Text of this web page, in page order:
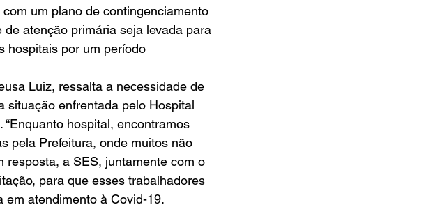
um plano de contingenciamento
atenção primária seja levada para
hospitais por um período
Luiz, ressalta a necessidade de
situação enfrentada pelo Hospital
hospital, encontramos
pela Prefeitura, onde muitos não
resposta, a SES, juntamente com o
para que esses trabalhadores
em atendimento à Covid-19.